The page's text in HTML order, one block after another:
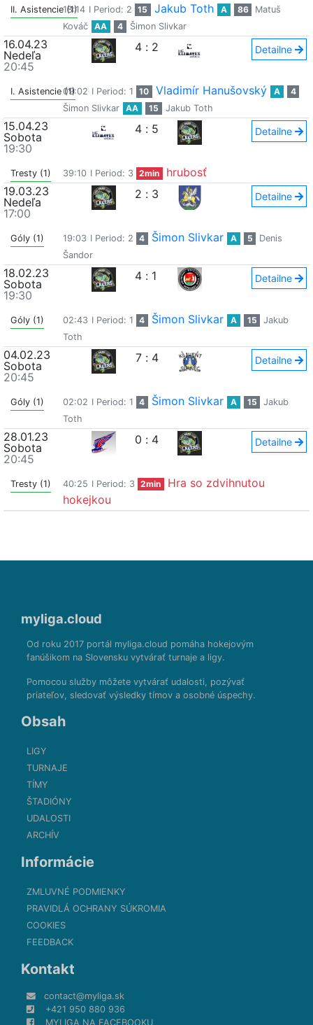
II. Asistencie (1)
18:14 I Period: 2 15 Jakub Toth A 86
Matuš
Kováč
AA 4 Šimon Slivkar
16.04.23
Nedeľa
20:45
4 : 2 Detailne
I. Asistencie (1)09:02 I Period: 1 10 Vladimír Hanušovský A
4
Šimon Slivkar
AA 15 Jakub Toth
15.04.23
Sobota
19:30
4 : 5 Detailne
Tresty (1) 39:10 I Period: 3 2min
hrubosť
19.03.23
Nedeľa
17:00
2 : 3 Detailne
Góly (1) 19:03 I Period: 2 4 Šimon Slivkar A 5
Denis
Šandor
18.02.23
Sobota
19:30
4 : 1 Detailne
Góly (1) 02:43 I Period: 1 4 Šimon Slivkar A 15
Jakub
Toth
04.02.23
Sobota
20:45
7 : 4 Detailne
Góly (1) 02:02 I Period: 1 4 Šimon Slivkar A 15
Jakub
Toth
28.01.23
Sobota
20:45
0 : 4 Detailne
Tresty (1) 40:25 I Period: 3 2min
Hra so zdvihnutou
hokejkou
myliga.cloud
Od roku 2017 portál myliga.cloud pomáha hokejovým
fanúšikom na Slovensku vytvárať turnaje a ligy.
Pomocou služby môžete vytvárať udalosti, pozývať
priateľov, sledovať výsledky tímov a osobné úspechy.
Obsah
LIGY
TURNAJE
TÍMY
ŠTADIÓNY
UDALOSTI
ARCHÍV
Informácie
ZMLUVNÉ PODMIENKY
PRAVIDLÁ OCHRANY SÚKROMIA
COOKIES
FEEDBACK
Kontakt
contact@myliga.sk
+421 950 880 936
MYLIGA NA FACEBOOKU